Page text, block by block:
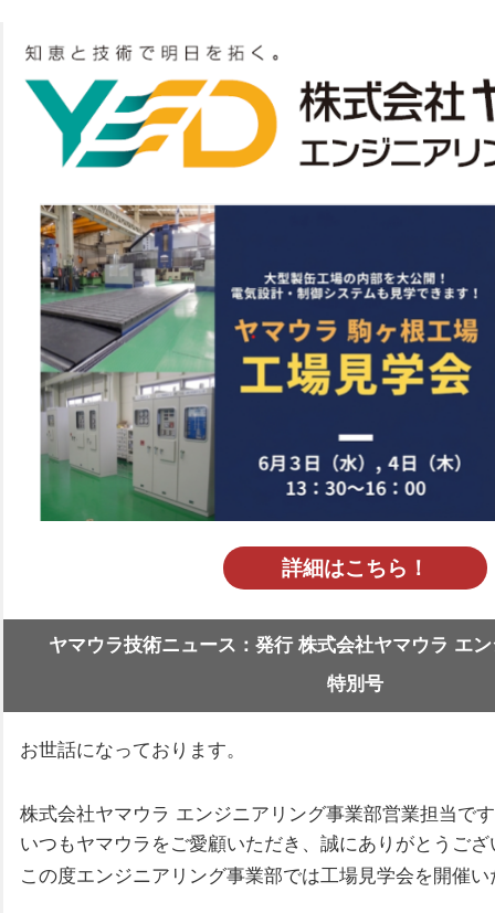
詳細はこちら！
ヤマウラ技術ニュース：発行 株式会社ヤマウラ エ
特別号
お世話になっております。
株式会社ヤマウラ エンジニアリング事業部営業担当で
いつもヤマウラをご愛顧いただき、誠にありがとうござ
この度エンジニアリング事業部では工場見学会を開催